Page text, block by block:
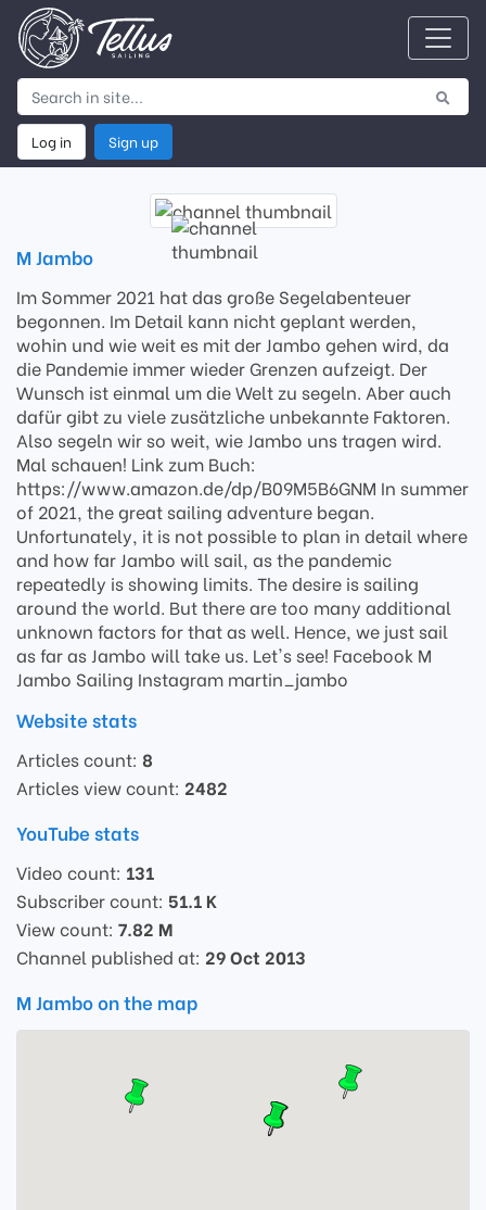
Log in Sign up
M Jambo
Im Sommer 2021 hat das große Segelabenteuer
begonnen. Im Detail kann nicht geplant werden,
wohin und wie weit es mit der Jambo gehen wird, da
die Pandemie immer wieder Grenzen aufzeigt. Der
Wunsch ist einmal um die Welt zu segeln. Aber auch
dafür gibt zu viele zusätzliche unbekannte Faktoren.
Also segeln wir so weit, wie Jambo uns tragen wird.
Mal schauen! Link zum Buch:
https://www.amazon.de/dp/B09M5B6GNM In summer
of 2021, the great sailing adventure began.
Unfortunately, it is not possible to plan in detail where
and how far Jambo will sail, as the pandemic
repeatedly is showing limits. The desire is sailing
around the world. But there are too many additional
unknown factors for that as well. Hence, we just sail
as far as Jambo will take us. Let's see! Facebook M
Jambo Sailing Instagram martin_jambo
Website stats
Articles count: 8
Articles view count: 2482
YouTube stats
Video count: 131
Subscriber count: 51.1 K
View count: 7.82 M
Channel published at: 29 Oct 2013
M Jambo on the map